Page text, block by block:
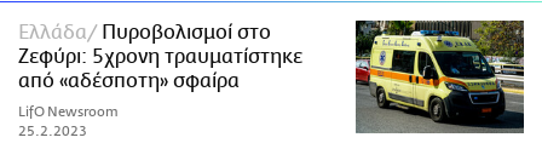
Ελλάδα
Πυροβολισμοί στο
Ζεφύρι: 5χρονη τραυματίστηκε
από «αδέσποτη» σφαίρα
LifO Newsroom
25.2.2023